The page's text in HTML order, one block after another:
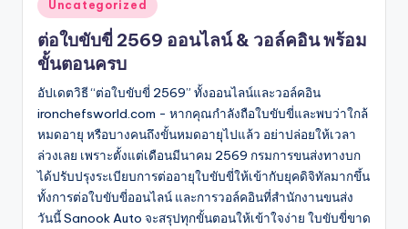
in
Uncategorized
ต่อใบขับขี่ 2569 ออนไลน์ & วอล์คอิน พร้อม
ขั้นตอนครบ
อัปเดตวิธี “ต่อใบขับขี่ 2569” ทั้งออนไลน์และวอล์คอิน
ironchefsworld.com - หากคุณกำลังถือใบขับขี่และพบว่าใกล้
หมดอายุ หรือบางคนถึงขั้นหมดอายุไปแล้ว อย่าปล่อยให้เวลา
ล่วงเลย เพราะตั้งแต่เดือนมีนาคม 2569 กรมการขนส่งทางบก
ได้ปรับปรุงระเบียบการต่ออายุใบขับขี่ให้เข้ากับยุคดิจิทัลมากขึ้น
ทั้งการต่อใบขับขี่ออนไลน์ และการวอล์คอินที่สำนักงานขนส่ง
วันนี้ Sanook Auto จะสรุปทุกขั้นตอนให้เข้าใจง่าย ใบขับขี่ขาด